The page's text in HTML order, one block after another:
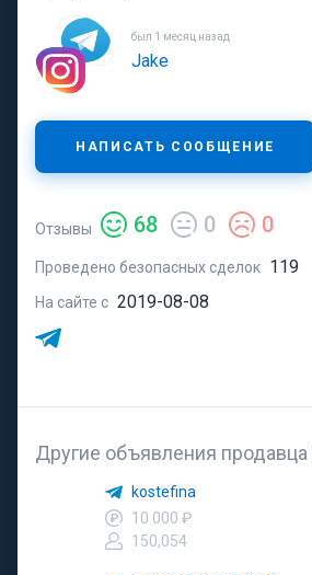
был 1 месяц назад
Jake
НАПИСАТЬ СООБЩЕНИЕ
Отзывы 68 0 0
Проведено безопасных сделок 119
На сайте с 2019-08-08
Другие объявления продавца
kostefina
10 000 ₽
150,054